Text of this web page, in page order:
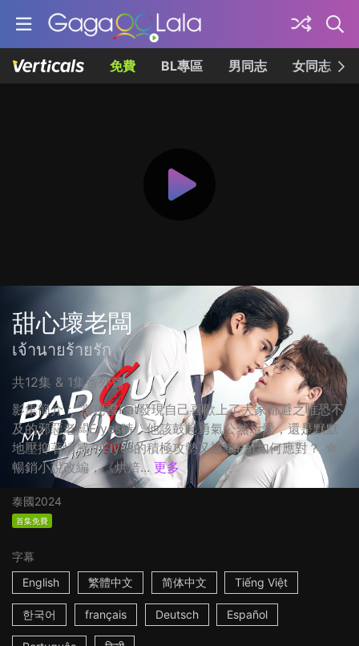
免費 BL專區 男同志 女同志
甜心壞老闆
เจ้านายร้ายรัก
共12集 & 1集番外篇
影集簡介： 當秘書Pat發現自己喜歡上了大家都避之唯恐不
及的邪惡老闆Elyes時，他該鼓起勇氣公然示愛，還是默默
地壓抑著情感？Elyes的積極攻勢又該讓Pat如何應對？ ☆
暢銷小說改編，《烘焙... 更多
泰國2024
首集免費
字幕
English
繁體中文 简体中文 Tiếng Việt
한국어 français Deutsch Español